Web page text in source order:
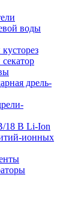
воды
дрель-
18 В Li-Ion
ионных